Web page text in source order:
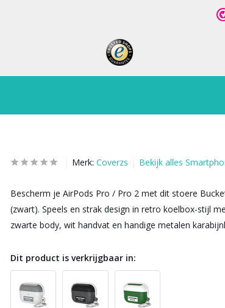
Merk: Coverzs Bekijk alles
Bescherm je AirPods Pro / Pro 2 met dit stoere
(zwart). Speels en strak design in retro koelbox-stijl
zwarte body, wit handvat en handige metalen
Dit product is verkrijgbaar in: